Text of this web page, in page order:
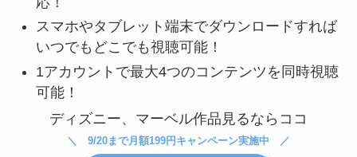
スマホやタブレット端末でダウンロードすれば
いつでもどこでも視聴可能！
1アカウントで最大4つのコンテンツを同時視聴
可能！
ディズニー、マーベル作品見るならココ
9/20まで月額199円キャンペーン実施中